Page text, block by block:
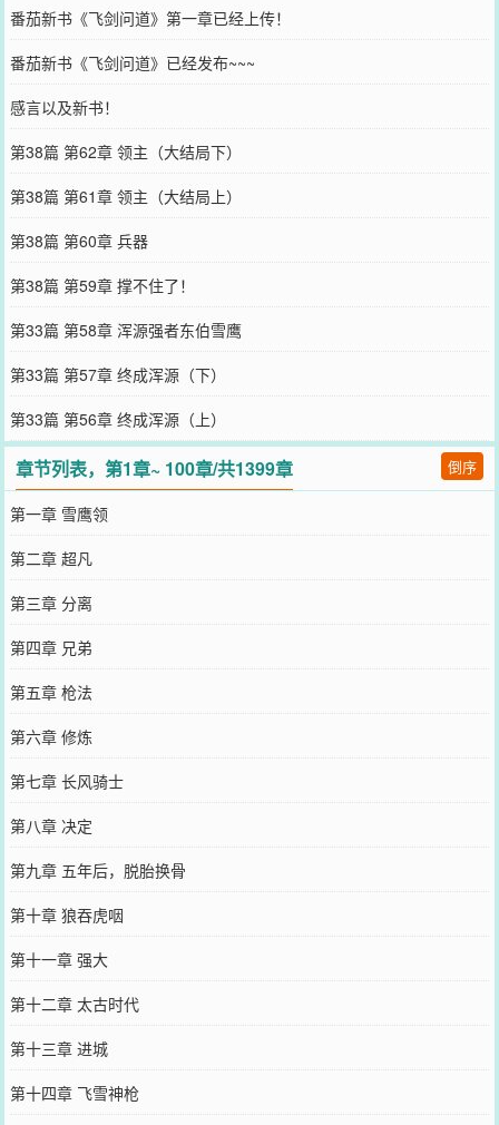
番茄新书《飞剑问道》第一章已经上传！
番茄新书《飞剑问道》已经发布~~~
感言以及新书！
第38篇 第62章 领主（大结局下）
第38篇 第61章 领主（大结局上）
第38篇 第60章 兵器
第38篇 第59章 撑不住了！
第33篇 第58章 浑源强者东伯雪鹰
第33篇 第57章 终成浑源（下）
第33篇 第56章 终成浑源（上）
章节列表，第1章~ 100章/共1399章 倒序
第一章 雪鹰领
第二章 超凡
第三章 分离
第四章 兄弟
第五章 枪法
第六章 修炼
第七章 长风骑士
第八章 决定
第九章 五年后，脱胎换骨
第十章 狼吞虎咽
第十一章 强大
第十二章 太古时代
第十三章 进城
第十四章 飞雪神枪